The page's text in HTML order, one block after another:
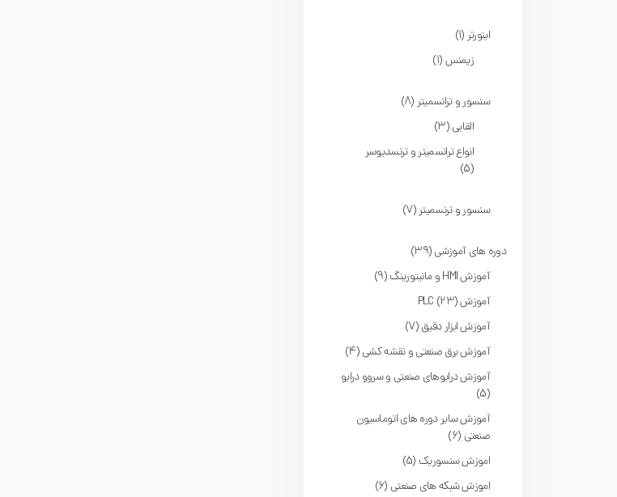
اینورتر 1
زیمنس 1
سنسور و ترانسمیتر 8
القایی 3
انواع ترانسمیتر و ترنسدیوسر
5
سنسور و ترنسمیتر 7
دوره های آموزشی 39
آموزش HMI و مانیتورینگ
9
آموزش PLC 23
آموزش ابزار دقیق 7
آموزش برق صنعتی و نقشه کشی 4
آموزش درایوهای صنعتی و سروو درایو
5
آموزش سایر دوره های اتوماسیون
صنعتی 6
اموزش سنسوریک 5
اموزش شبکه های صنعتی 6